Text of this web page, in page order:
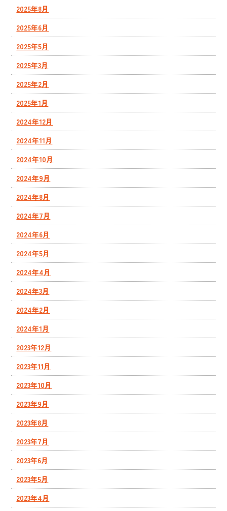
2025年8月
2025年6月
2025年5月
2025年3月
2025年2月
2025年1月
2024年12月
2024年11月
2024年10月
2024年9月
2024年8月
2024年7月
2024年6月
2024年5月
2024年4月
2024年3月
2024年2月
2024年1月
2023年12月
2023年11月
2023年10月
2023年9月
2023年8月
2023年7月
2023年6月
2023年5月
2023年4月